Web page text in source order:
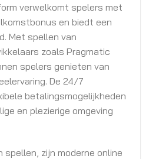
verwelkomt spelers met
en biedt een
Met spellen van
zoals Pragmatic
spelers genieten van
De 24/7
betalingsmogelijkheden
en plezierige omgeving
zijn moderne online